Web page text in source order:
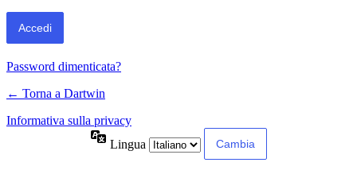
Password dimenticata?
← Torna a Dartwin
Informativa sulla privacy
Lingua